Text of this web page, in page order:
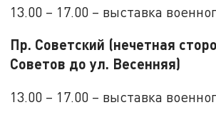
13.00 – 17.00 – выставка
Пр. Советский (нечетная
Советов до ул. Весенняя)
13.00 – 17.00 – выставка